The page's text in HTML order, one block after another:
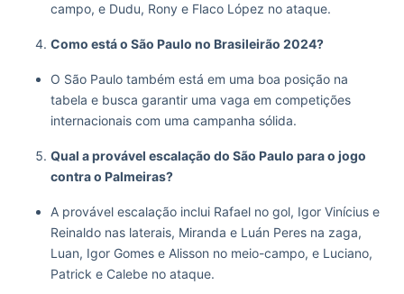
campo, e Dudu, Rony e Flaco López no ataque.
Como está o São Paulo no Brasileirão 2024?
O São Paulo também está em uma boa posição na
tabela e busca garantir uma vaga em competições
internacionais com uma campanha sólida.
Qual a provável escalação do São Paulo para o jogo
contra o Palmeiras?
A provável escalação inclui Rafael no gol, Igor Vinícius e
Reinaldo nas laterais, Miranda e Luán Peres na zaga,
Luan, Igor Gomes e Alisson no meio-campo, e Luciano,
Patrick e Calebe no ataque.